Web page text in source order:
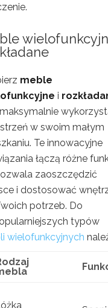
meble
i
w swoim małym
Te innowacyjne
łączą różne
zaoszczędzić
i dostosować
potrzeb. Do
typów
wielofunkcyjnych